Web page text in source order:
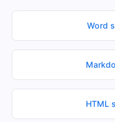
Word
HTML